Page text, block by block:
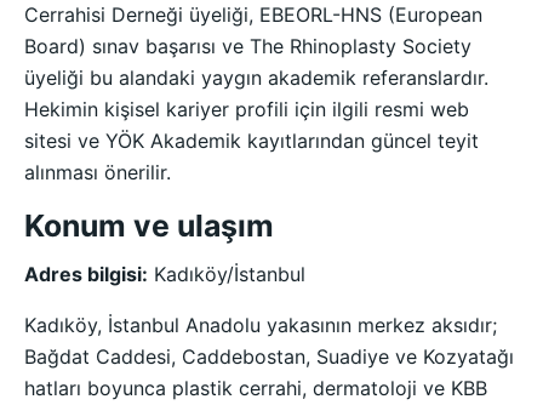
Cerrahisi Derneği üyeliği, EBEORL-HNS (European
Board) sınav başarısı ve The Rhinoplasty Society
üyeliği bu alandaki yaygın akademik referanslardır.
Hekimin kişisel kariyer profili için ilgili resmi web
sitesi ve YÖK Akademik kayıtlarından güncel teyit
alınması önerilir.
Konum ve ulaşım
Adres bilgisi: Kadıköy/İstanbul
Kadıköy, İstanbul Anadolu yakasının merkez aksıdır;
Bağdat Caddesi, Caddebostan, Suadiye ve Kozyatağı
hatları boyunca plastik cerrahi, dermatoloji ve KBB